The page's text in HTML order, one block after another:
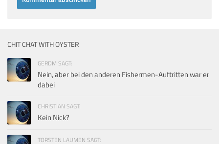
CHIT CHAT WITH OYSTER
GERDM SAGT:
Nein, aber bei den anderen Fishermen-Auftritten war er
dabei
CHRISTIAN SAGT:
Kein Nick?
TORSTEN LAUMEN SAGT: